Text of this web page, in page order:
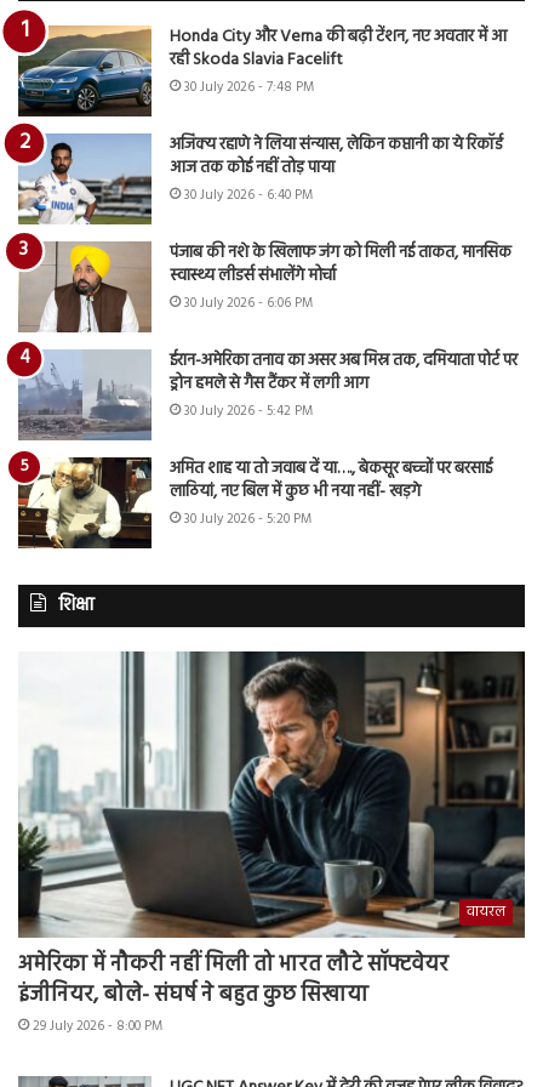
Honda City और Verna की बढ़ी टेंशन, नए अवतार में आ
रही Skoda Slavia Facelift
30 July 2026 - 7:48 PM
अजिंक्य रहाणे ने लिया संन्यास, लेकिन कप्तानी का ये रिकॉर्ड
आज तक कोई नहीं तोड़ पाया
30 July 2026 - 6:40 PM
पंजाब की नशे के खिलाफ जंग को मिली नई ताकत, मानसिक
स्वास्थ्य लीडर्स संभालेंगे मोर्चा
30 July 2026 - 6:06 PM
ईरान-अमेरिका तनाव का असर अब मिस्र तक, दमियाता पोर्ट पर
ड्रोन हमले से गैस टैंकर में लगी आग
30 July 2026 - 5:42 PM
अमित शाह या तो जवाब दें या…., बेकसूर बच्चों पर बरसाई
लाठियां, नए बिल में कुछ भी नया नहीं- खड़गे
30 July 2026 - 5:20 PM
शिक्षा
वायरल
अमेरिका में नौकरी नहीं मिली तो भारत लौटे सॉफ्टवेयर
इंजीनियर, बोले- संघर्ष ने बहुत कुछ सिखाया
29 July 2026 - 8:00 PM